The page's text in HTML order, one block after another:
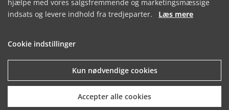
Historisk festival i Faaborg
FOBURGH Faaborg Internationale Historie Festival 2026 30.
oktober - 1. november 2026
hjælpe med vores salgsfremmende og marketingsmæssige
indsats og levere indhold fra tredjeparter. Læs mere
Cookie indstillinger
Kun nødvendige cookies
Accepter alle cookies